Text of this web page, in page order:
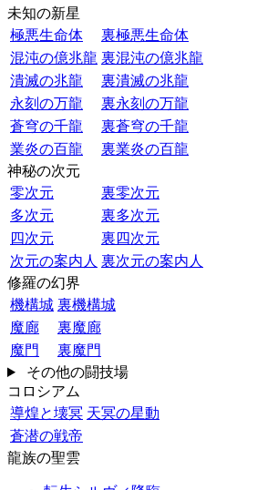
未知の新星
極悪生命体
裏極悪生命体
混沌の億兆龍 裏混沌の億兆龍
潰滅の兆龍
裏潰滅の兆龍
永刻の万龍
裏永刻の万龍
蒼穹の千龍
裏蒼穹の千龍
業炎の百龍
裏業炎の百龍
神秘の次元
零次元
裏零次元
多次元
裏多次元
四次元
裏四次元
次元の案内人 裏次元の案内人
修羅の幻界
機構城 裏機構城
魔廊
裏魔廊
魔門
裏魔門
その他の闘技場
コロシアム
導煌と壊冥 天冥の星動
蒼潜の戦帝
龍族の聖雲